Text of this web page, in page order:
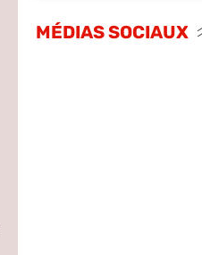
MÉDIAS SOCIAUX